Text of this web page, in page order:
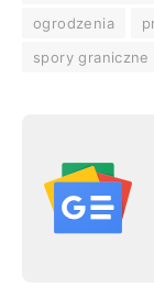
ogrodzenia
spory graniczne